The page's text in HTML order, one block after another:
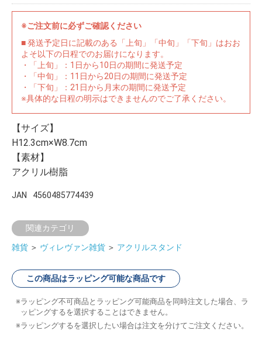
※ご注文前に必ずご確認ください
■ 発送予定日に記載のある「上旬」「中旬」「下旬」はおお
よそ以下の日程でのお届けになります。
・「上旬」：1日から10日の期間に発送予定
・「中旬」：11日から20日の期間に発送予定
・「下旬」：21日から月末の期間に発送予定
※具体的な日程の明示はできませんのでご了承ください。
【サイズ】
H12.3cm×W8.7cm
【素材】
アクリル樹脂
JAN 4560485774439
関連カテゴリ
雑貨 ＞ ヴィレヴァン雑貨 ＞ アクリルスタンド
この商品はラッピング可能な商品です
ラッピング不可商品とラッピング可能商品を同時注文した場合、ラ
ッピングするを選択することはできません。
ラッピングするを選択したい場合は注文を分けてご注文ください。
イラストレ
アダルトグ